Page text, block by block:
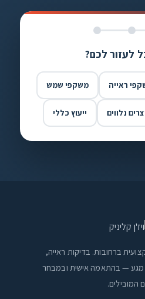
לעזור לכם?
ראייה משקפי שמש
נלווים ייעוץ כללי
ברחובות. בדיקות ראייה,
מגע — בהתאמה אישית ובמבחר
המובילים.